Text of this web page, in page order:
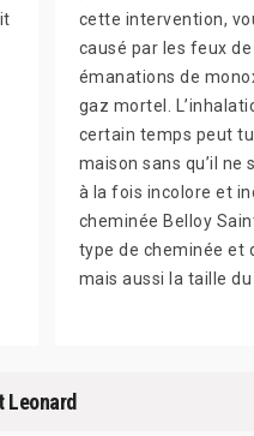
cette intervention,
causé par les feux
émanations de
gaz mortel.
certain temps peut
maison sans qu’il ne
à la fois incolore et
cheminée Belloy
type de cheminée et
mais aussi la taille du
Leonard